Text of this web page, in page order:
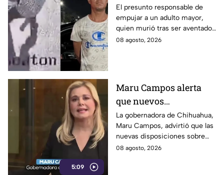
hacia un tráiler en
Monterrey
El presunto responsable de
empujar a un adulto mayor,
quien murió tras ser aventado
al paso de un tráiler en
08 agosto, 2026
5:09
Maru Campos alerta
que nuevos
lineamientos podrían
usarse para sancionar
a periodistas críticos
La gobernadora de Chihuahua,
Maru Campos, advirtió que las
nuevas disposiciones sobre
derechos de las audiencias
08 agosto, 2026